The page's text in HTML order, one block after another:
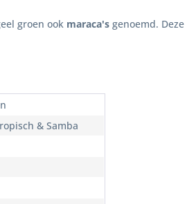
groen ook maraca's genoemd. Deze
& Samba